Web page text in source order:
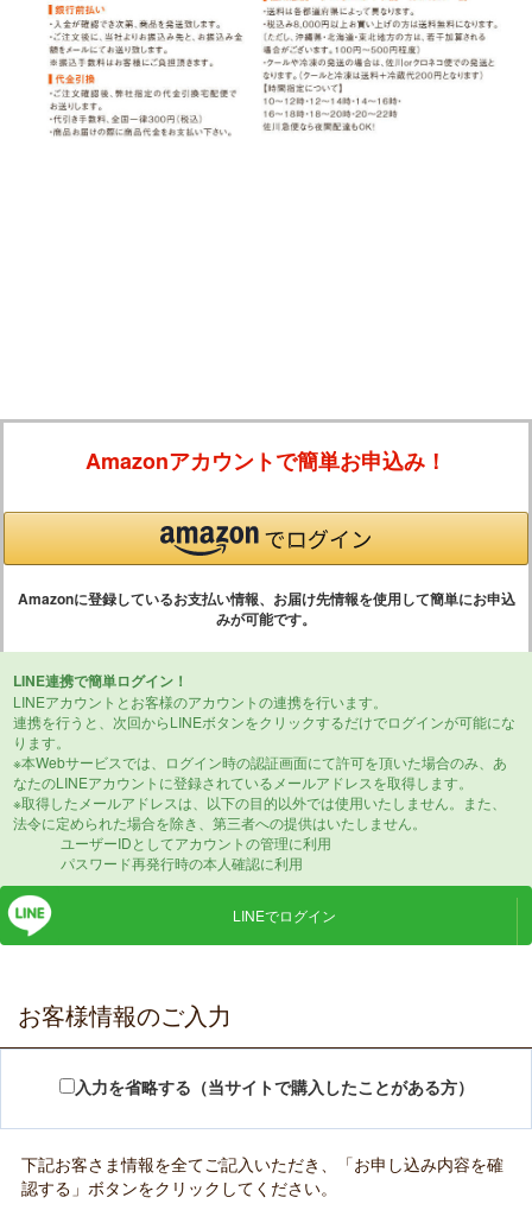
Amazonアカウントで簡単お申込み！
Amazonに登録しているお支払い情報、お届け先情報を使用して簡単にお申込
みが可能です。
LINE連携で簡単ログイン！
LINEアカウントとお客様のアカウントの連携を行います。
連携を行うと、次回からLINEボタンをクリックするだけでログインが可能にな
ります。
※本Webサービスでは、ログイン時の認証画面にて許可を頂いた場合のみ、あ
なたのLINEアカウントに登録されているメールアドレスを取得します。
※取得したメールアドレスは、以下の目的以外では使用いたしません。また、
法令に定められた場合を除き、第三者への提供はいたしません。
ユーザーIDとしてアカウントの管理に利用
パスワード再発行時の本人確認に利用
LINEでログイン
お客様情報のご入力
入力を省略する（当サイトで購入したことがある方）
下記お客さま情報を全てご記入いただき、「お申し込み内容を確
認する」ボタンをクリックしてください。